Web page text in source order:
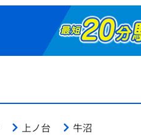
上ノ台
牛沼